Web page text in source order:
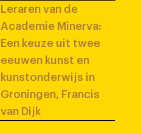
Leraren van de
Academie Minerva:
Een keuze uit twee
eeuwen kunst en
kunstonderwijs in
Groningen, Francis
van Dijk